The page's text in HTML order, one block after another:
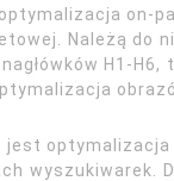
on-
Należą do
H1-
jest
wyszukiwarek.